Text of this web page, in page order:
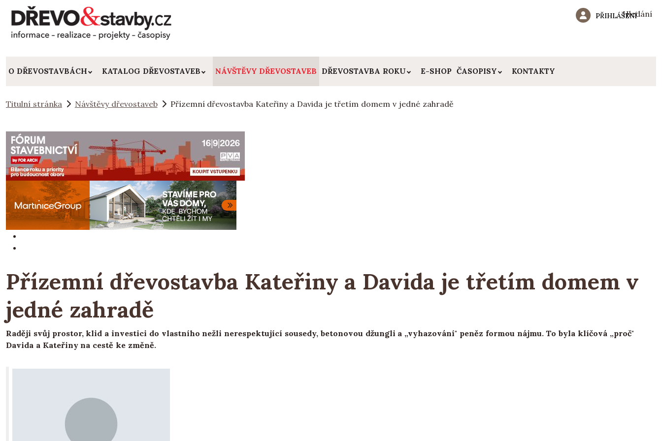
Hledání
PŘIHLÁŠENÍ
O DŘEVOSTAVBÁCH KATALOG DŘEVOSTAVEB NÁVŠTĚVY DŘEVOSTAVEB DŘEVOSTAVBA ROKU E-SHOP ČASOPISY KONTAKTY
Titulní stránka Návštěvy dřevostaveb Přízemní dřevostavba Kateřiny a Davida je třetím domem v jedné zahradě
Přízemní dřevostavba Kateřiny a Davida je třetím domem v
jedné zahradě
Raději svůj prostor, klid a investici do vlastního nežli nerespektující sousedy, betonovou džungli a „vyhazování" peněz formou nájmu. To byla klíčová „proč"
Davida a Kateřiny na cestě ke změně.